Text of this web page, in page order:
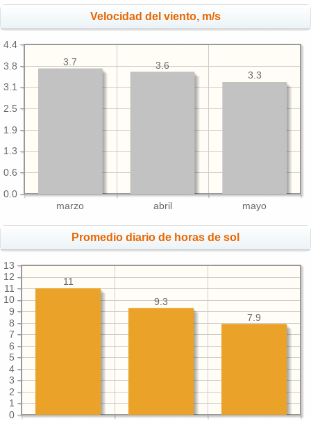
Velocidad del viento, m/s
marzo abril mayo
0.0
0.6
1.3
1.9
2.5
3.1
3.8
4.4
3.3
3.6
3.7
Promedio diario de horas de sol
0
1
2
3
4
5
6
7
8
9
10
11
12
13
7.9
9.3
11